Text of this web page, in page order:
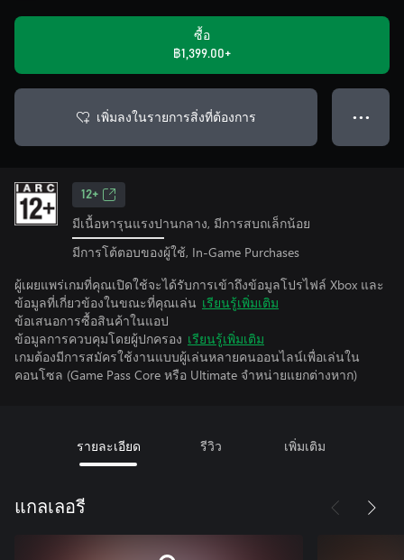
ซื้อ
฿1,399.00+
เพิ่มลงในรายการสิ่งที่ต้องการ ● ● ●
12+
มีเนื้อหารุนแรงปานกลาง, มีการสบถเล็กน้อย
มีการโต้ตอบของผู้ใช้, In-Game Purchases
ผู้เผยแพร่เกมที่คุณเปิดใช้จะได้รับการเข้าถึงข้อมูลโปรไฟล์ Xbox และ
ข้อมูลที่เกี่ยวข้องในขณะที่คุณเล่น เรียนรู้เพิ่มเติม
ข้อเสนอการซื้อสินค้าในแอป
ข้อมูลการควบคุมโดยผู้ปกครอง เรียนรู้เพิ่มเติม
เกมต้องมีการสมัครใช้งานแบบผู้เล่นหลายคนออนไลน์เพื่อเล่นใน
คอนโซล (Game Pass Core หรือ Ultimate จําหน่ายแยกต่างหาก)
รายละเอียด รีวิว เพิ่มเติม
แกลเลอรี